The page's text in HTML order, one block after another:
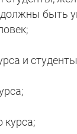
быть
и
курса;